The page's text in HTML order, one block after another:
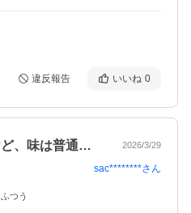
違反報告 いいね 0
千円ポッキリは嬉しいけど、味は普通かなあ 2026/3/29
sac********さん
ふつう